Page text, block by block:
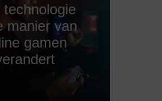
technologie
manier van
gamen